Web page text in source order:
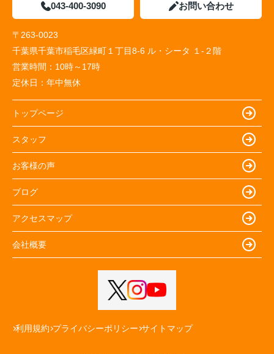
043-400-3090 お問い合わせ
〒263-0023
千葉県千葉市稲毛区緑町１丁目8-6 ル・シータ １-２階
営業時間： 10時～17時
定休日： 年中無休
トップページ
スタッフ
お客様の声
ブログ
アクセスマップ
会社概要
利用規約 プライバシーポリシー サイトマップ